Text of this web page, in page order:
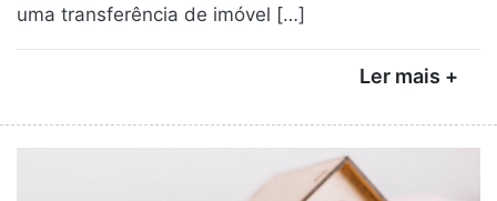
uma transferência de imóvel […]
Ler mais +